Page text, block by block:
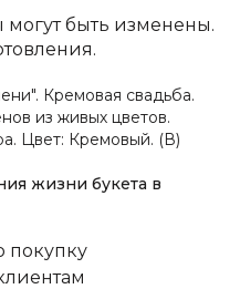
быть изменены.
Кремовая свадьба.
из живых цветов.
Цвет: Кремовый. (В)
жизни букета в
покупку